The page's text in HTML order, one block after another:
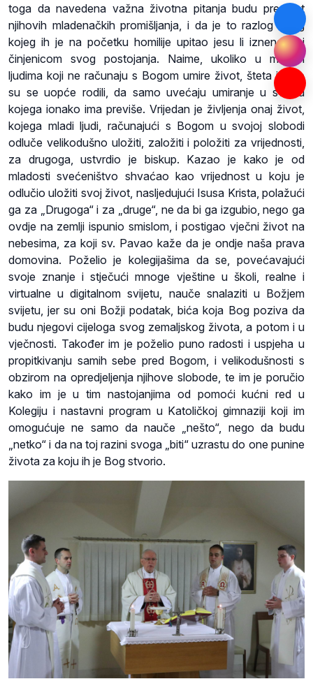
toga da navedena važna životna pitanja budu predmet
njihovih mladenačkih promišljanja, i da je to razlog zbog
kojeg ih je na početku homilije upitao jesu li iznenađeni
činjenicom svog postojanja. Naime, ukoliko u mladim
ljudima koji ne računaju s Bogom umire život, šteta je što
su se uopće rodili, da samo uvećaju umiranje u svijetu
kojega ionako ima previše. Vrijedan je življenja onaj život,
kojega mladi ljudi, računajući s Bogom u svojoj slobodi
odluče velikodušno uložiti, založiti i položiti za vrijednosti,
za drugoga, ustvrdio je biskup. Kazao je kako je od
mladosti svećeništvo shvaćao kao vrijednost u koju je
odlučio uložiti svoj život, nasljedujući Isusa Krista, polažući
ga za „Drugoga“ i za „druge“, ne da bi ga izgubio, nego ga
ovdje na zemlji ispunio smislom, i postigao vječni život na
nebesima, za koji sv. Pavao kaže da je ondje naša prava
domovina. Poželio je kolegijašima da se, povećavajući
svoje znanje i stječući mnoge vještine u školi, realne i
virtualne u digitalnom svijetu, nauče snalaziti u Božjem
svijetu, jer su oni Božji podatak, bića koja Bog poziva da
budu njegovi cijeloga svog zemaljskog života, a potom i u
vječnosti. Također im je poželio puno radosti i uspjeha u
propitkivanju samih sebe pred Bogom, i velikodušnosti s
obzirom na opredjeljenja njihove slobode, te im je poručio
kako im je u tim nastojanjima od pomoći kućni red u
Kolegiju i nastavni program u Katoličkoj gimnaziji koji im
omogućuje ne samo da nauče „nešto“, nego da budu
„netko“ i da na toj razini svoga „biti“ uzrastu do one punine
života za koju ih je Bog stvorio.